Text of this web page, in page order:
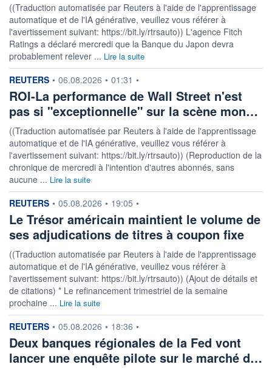
+ PORTEFEUILLE + LISTE
((Traduction automatisée par Reuters à l'aide de l'apprentissage
automatique et de l'IA générative, veuillez vous référer à
l'avertissement suivant: https://bit.ly/rtrsauto)) L'agence Fitch
Ratings a déclaré mercredi que la Banque du Japon devra
probablement relever ... Lire la suite
information fournie par
REUTERS • 06.08.2026 • 01:31 •
ROI-La performance de Wall Street n'est
pas si "exceptionnelle" sur la scène mon…
((Traduction automatisée par Reuters à l'aide de l'apprentissage
automatique et de l'IA générative, veuillez vous référer à
l'avertissement suivant: https://bit.ly/rtrsauto)) (Reproduction de la
chronique de mercredi à l'intention d'autres abonnés, sans
aucune ... Lire la suite
information fournie par
REUTERS • 05.08.2026 • 19:05 •
Le Trésor américain maintient le volume de
ses adjudications de titres à coupon fixe
((Traduction automatisée par Reuters à l'aide de l'apprentissage
automatique et de l'IA générative, veuillez vous référer à
l'avertissement suivant: https://bit.ly/rtrsauto)) (Ajout de détails et
de citations) * Le refinancement trimestriel de la semaine
prochaine ... Lire la suite
information fournie par
REUTERS • 05.08.2026 • 18:36 •
Deux banques régionales de la Fed vont
lancer une enquête pilote sur le marché d…